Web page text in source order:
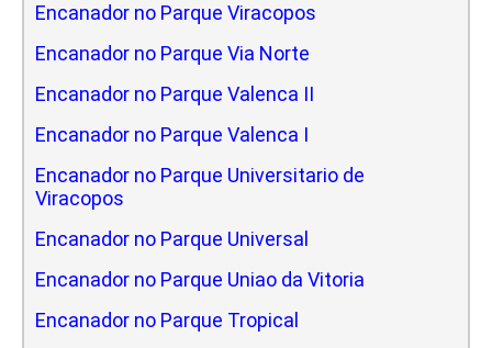
Encanador no Parque Viracopos
Encanador no Parque Via Norte
Encanador no Parque Valenca II
Encanador no Parque Valenca I
Encanador no Parque Universitario de
Viracopos
Encanador no Parque Universal
Encanador no Parque Uniao da Vitoria
Encanador no Parque Tropical